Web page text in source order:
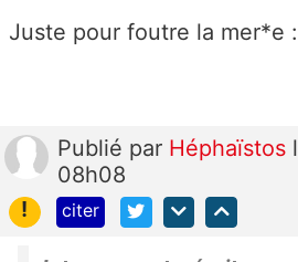
Juste pour foutre la mer*e :
Publié par Héphaïstos
08h08
!
citer